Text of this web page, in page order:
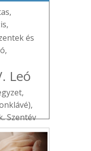
,
,
és
,
Leó
,
,
,Szentév